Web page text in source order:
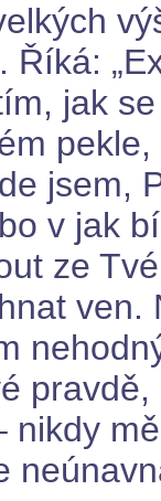
Říká:
jak
jsem,
v jak
ze
ven.
nikdy